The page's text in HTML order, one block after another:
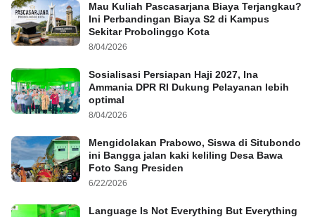
Mau Kuliah Pascasarjana Biaya Terjangkau?
Ini Perbandingan Biaya S2 di Kampus
Sekitar Probolinggo Kota
8/04/2026
Sosialisasi Persiapan Haji 2027, Ina
Ammania DPR RI Dukung Pelayanan lebih
optimal
8/04/2026
Mengidolakan Prabowo, Siswa di Situbondo
ini Bangga jalan kaki keliling Desa Bawa
Foto Sang Presiden
6/22/2026
Language Is Not Everything But Everything